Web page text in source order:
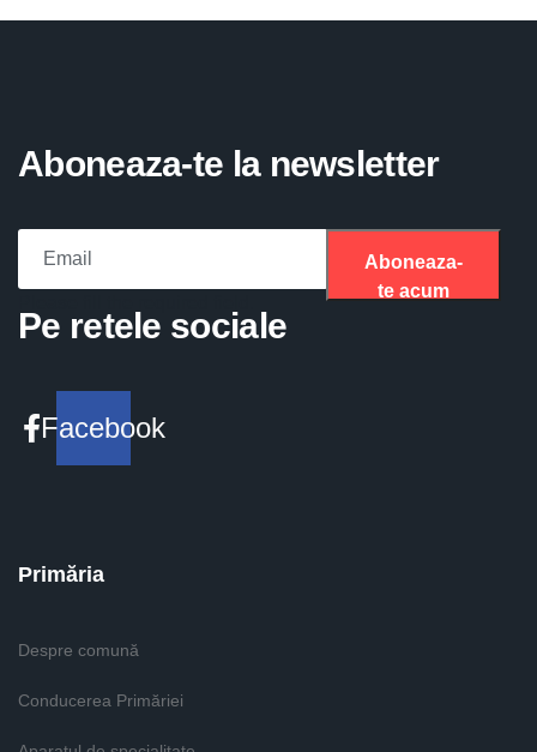
Aboneaza-te la newsletter
Aboneaza-
te acum
Pe retele sociale
Facebook
Primăria
Despre comună
Conducerea Primăriei